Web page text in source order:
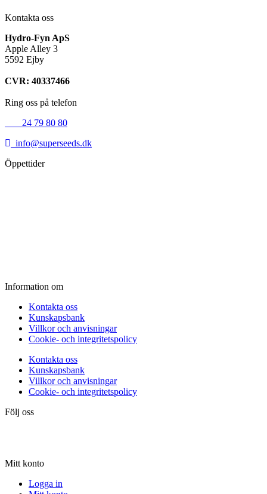
Kontakta oss
Hydro-Fyn ApS
Apple Alley 3
5592 Ejby
CVR: 40337466
Ring oss på telefon
24 79 80 80
info@superseeds.dk
Öppettider
Information om
Kontakta oss
Kunskapsbank
Villkor och anvisningar
Cookie- och integritetspolicy
Kontakta oss
Kunskapsbank
Villkor och anvisningar
Cookie- och integritetspolicy
Följ oss
Mitt konto
Logga in